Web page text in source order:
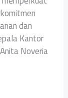
dan
Kantor
Noveria